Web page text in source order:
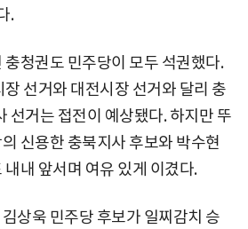
.
청권도 민주당이 모두 석권했다.
선거와 대전시장 선거와 달리 충
선거는 접전이 예상됐다. 하지만 뚜
신용한 충북지사 후보와 박수현
내 앞서며 여유 있게 이겼다.
상욱 민주당 후보가 일찌감치 승